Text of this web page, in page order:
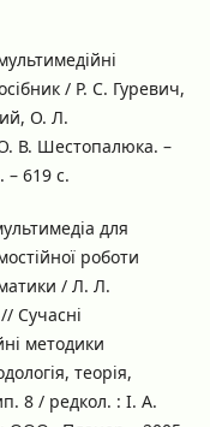
/ Р. С. Гуревич,
О. Л.
В. Шестопалюка. –
– 619 с.
для
роботи
/ Л. Л.
Сучасні
методики
теорія,
8 / редкол. : І. А.